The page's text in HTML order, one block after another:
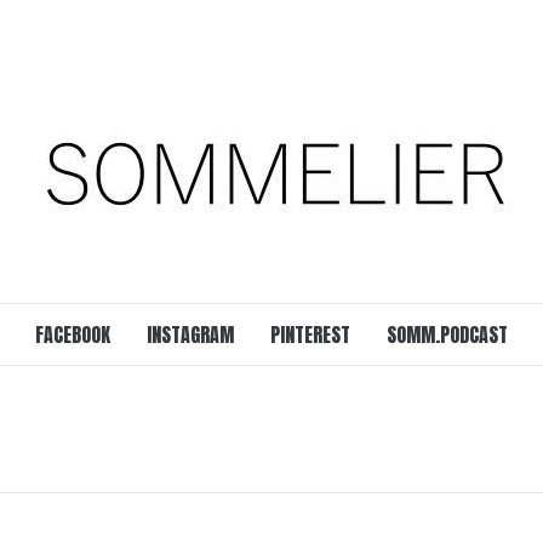
FACEBOOK INSTAGRAM PINTEREST SOMM.PODCAST